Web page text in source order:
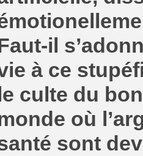
il
à ce
le culte du
où
sont